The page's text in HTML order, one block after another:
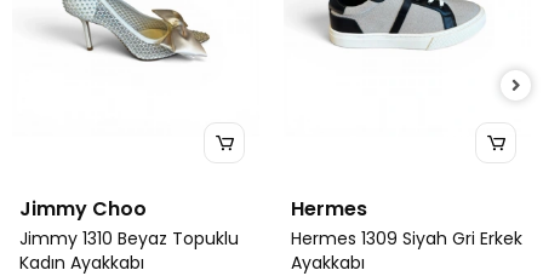
Jimmy Choo
Jimmy 1310 Beyaz Topuklu
Kadın Ayakkabı
Hermes
Hermes 1309 Siyah Gri Erkek
Ayakkabı